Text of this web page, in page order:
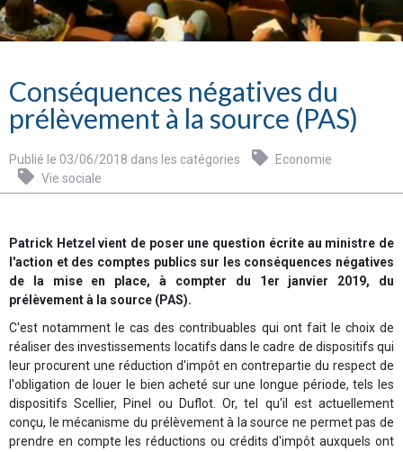
Conséquences négatives du
prélèvement à la source (PAS)
Publié le 03/06/2018 dans les catégories
Economie
Vie sociale
Patrick Hetzel vient de poser une question écrite au ministre de
l'action et des comptes publics sur les conséquences négatives
de la mise en place, à compter du 1er janvier 2019, du
prélèvement à la source (PAS).
C'est notamment le cas des contribuables qui ont fait le choix de
réaliser des investissements locatifs dans le cadre de dispositifs qui
leur procurent une réduction d'impôt en contrepartie du respect de
l'obligation de louer le bien acheté sur une longue période, tels les
dispositifs Scellier, Pinel ou Duflot. Or, tel qu'il est actuellement
conçu, le mécanisme du prélèvement à la source ne permet pas de
prendre en compte les réductions ou crédits d'impôt auxquels ont